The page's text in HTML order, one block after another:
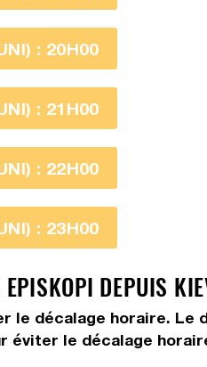
: 20H00
: 21H00
: 22H00
: 23H00
EPISKOPI DEPUIS
le décalage horaire. Le
le décalage